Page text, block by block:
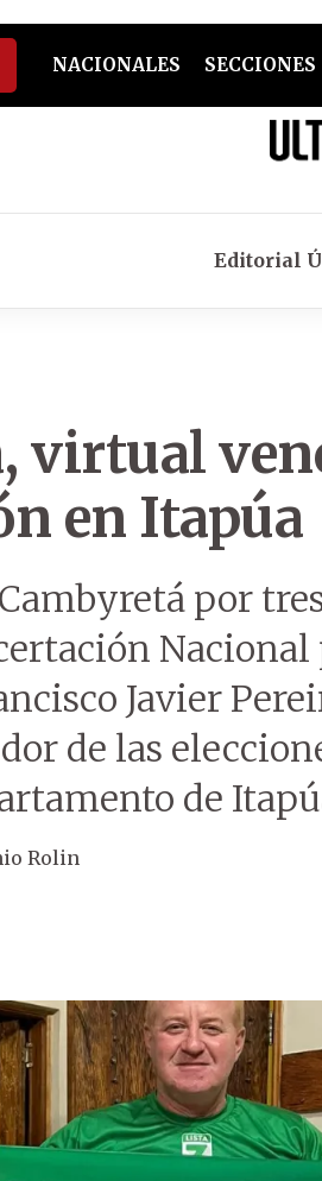
NACIONALES SECCIONES
Editorial
virtual
en Itapúa
por
Javier
de las
de
Rolin